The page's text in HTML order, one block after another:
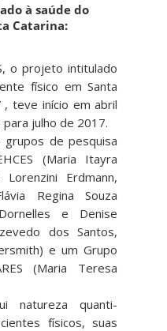
à saúde do
Catarina:
o projeto intitulado
físico em Santa
, teve início em abril
julho de 2017.
de pesquisa
(Maria Itayra
Lorenzini Erdmann,
Regina Souza
e Denise
dos Santos,
e um Grupo
(Maria Teresa
natureza quanti-
físicos, suas